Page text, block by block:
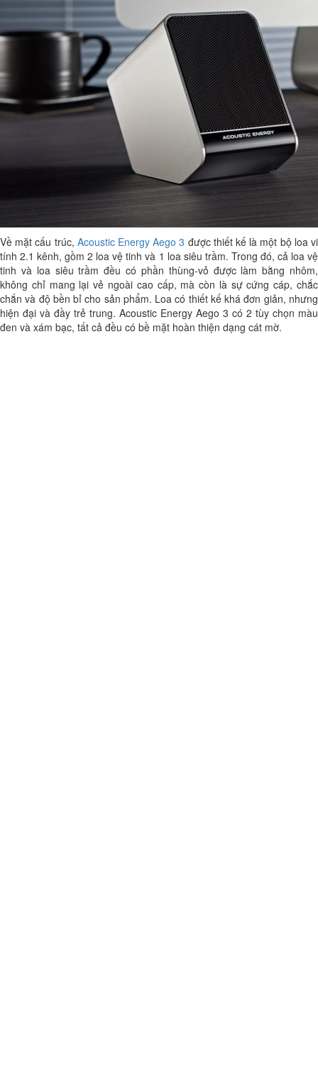
Về mặt cấu trúc, Acoustic Energy Aego 3 được thiết kế là một bộ loa vi
tính 2.1 kênh, gồm 2 loa vệ tinh và 1 loa siêu trầm. Trong đó, cả loa vệ
tinh và loa siêu trầm đều có phần thùng-vỏ được làm bằng nhôm,
không chỉ mang lại vẻ ngoài cao cấp, mà còn là sự cứng cáp, chắc
chắn và độ bền bỉ cho sản phẩm. Loa có thiết kế khá đơn giản, nhưng
hiện đại và đầy trẻ trung. Acoustic Energy Aego 3 có 2 tùy chọn màu
đen và xám bạc, tất cả đều có bề mặt hoàn thiện dạng cát mờ.